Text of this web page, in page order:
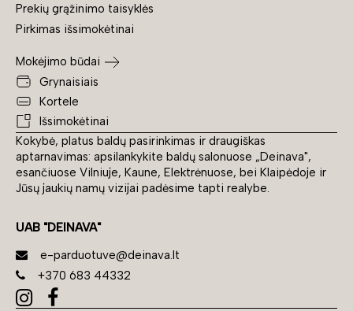
Kokybė, platus baldų pasirinkimas ir draugiškas
aptarnavimas: apsilankykite baldų salonuose „Deinava",
esančiuose Vilniuje, Kaune, Elektrėnuose, bei Klaipėdoje ir
Jūsų jaukių namų vizijai padėsime tapti realybe.
UAB "DEINAVA"
e-parduotuve@deinava.lt
+370 683 44332
Prekių grąžinimo taisyklės
Pirkimas išsimokėtinai
Mokėjimo būdai
Grynaisiais
Kortele
Išsimokėtinai